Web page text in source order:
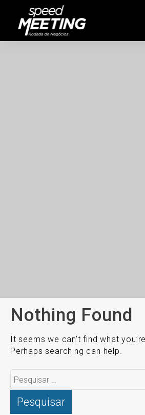
Nothing Found
It seems we can’t find what
Perhaps searching can help.
Pesquisar
por: